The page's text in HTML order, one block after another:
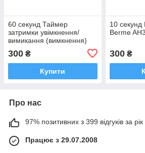
60 секунд Таймер
затримки увімкнення/
вимикання (вимкнення)
300 ₴
Купити
10 секунд
Berme
300₴
Про нас
97% позитивних з 399 відгуків за рік
Працює з 29.07.2008